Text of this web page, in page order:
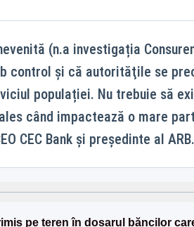
(n.a investigația
control şi că autorităţile se
populației. Nu trebuie să
când impactează o mare
CEC Bank și președinte al ARB.
pe teren în dosarul băncilor